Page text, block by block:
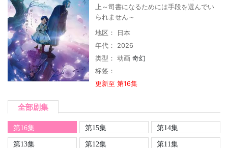
上～司書になるためには手段を選んでい
られません～
地区： 日本
年代： 2026
类型：动画 奇幻
标签：
更新至 第16集
全部剧集
第16集 第15集
第14集
第13集
第12集
第11集